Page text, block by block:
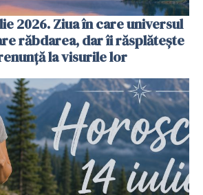
2026. Ziua în care universul
răbdarea, dar îi răsplătește
la visurile lor